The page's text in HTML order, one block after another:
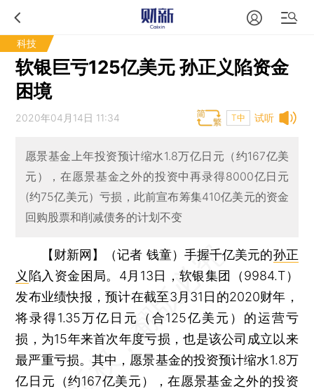
科技
软银巨亏125亿美元 孙正义陷资金
困境
试听
2020年04月14日 11:34 T中
愿景基金上年投资预计缩水1.8万亿日元（约167亿美
元），在愿景基金之外的投资中再录得8000亿日元
(约75亿美元）亏损，此前宣布筹集410亿美元的资金
回购股票和削减债务的计划不变
【财新网】（记者 钱童） 手握千亿美元的孙正
义 陷入资金困局。4月13日，软银集团（9984.T）
发布业绩快报，预计在截至3月31日的2020财年，
将录得1.35万亿日元（合125亿美元）的运营亏
损，为15年来首次年度亏损，也是该公司成立以来
最严重亏损。其中，愿景基金的投资预计缩水1.8万
亿日元（约167亿美元），在愿景基金之外的投资